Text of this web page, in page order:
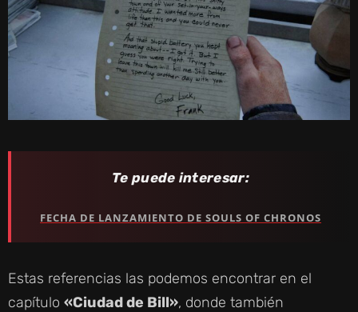
Te puede interesar:
FECHA DE LANZAMIENTO DE SOULS OF CHRONOS
Estas referencias las podemos encontrar en el
capítulo «Ciudad de Bill», donde también